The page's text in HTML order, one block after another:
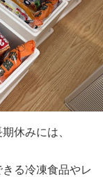
休みには、
る冷凍食品やレ